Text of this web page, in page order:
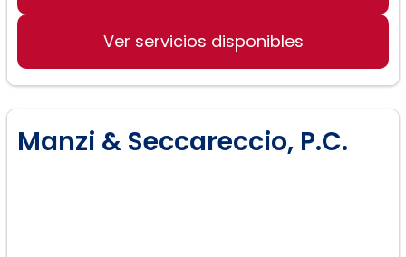
padres
Gestión de asuntos de custodia de
hijos
Ver servicios disponibles
Manzi & Seccareccio, P.C.